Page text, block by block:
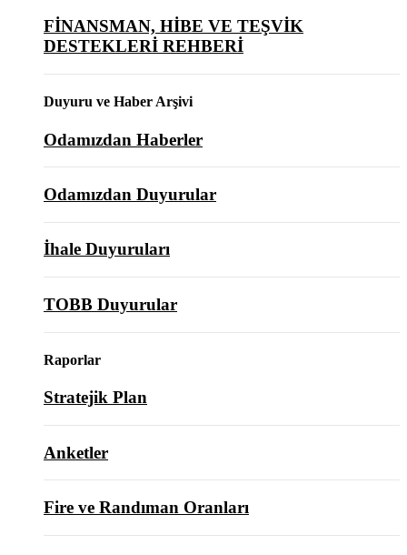
FİNANSMAN, HİBE VE TEŞVİK
DESTEKLERİ REHBERİ
Duyuru ve Haber Arşivi
Odamızdan Haberler
Odamızdan Duyurular
İhale Duyuruları
TOBB Duyurular
Raporlar
Stratejik Plan
Anketler
Fire ve Randıman Oranları